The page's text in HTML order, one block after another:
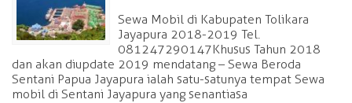
Sewa Mobil di Kabupaten Tolikara
Jayapura 2018-2019 Tel.
081247290147 Khusus Tahun 2018
dan akan diupdate 2019 mendatang – Sewa Beroda
Sentani Papua Jayapura ialah satu-satunya tempat Sewa
mobil di Sentani Jayapura yang senantiasa